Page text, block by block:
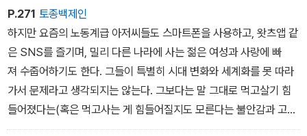
각하는데, 이는 계급을 경제적 계층이 아닌 문화적 계층이라 여기
기 때문이다. 그리고 사람들이 이렇게 착각하도록 만드는것은 정
치 세력과 언론이다.
노동 계급은 백인으로만 이루어진 집단이 아니다. 흑인, 파키스탄
인, 인도인, 중국인, 필리핀인 등이 포함되어 있고, 유럽 전역에
서 온 사람들도 있다. 이런 사실이 널리 알려졌다면 우익 정당UKIP
의 전 대표 나이절 패라지의 ˝이민자는 노동 계급의 적˝ 같은 언설
P.271 토종백제인
하지만 요즘의 노동계급 아저씨들도 스마트폰을 사용하고, 왓츠앱 같
은 SNS를 즐기며, 밀리 다른 나라에 사는 젊은 여성과 사랑에 빠
져 수줍어하기도 한다. 그들이 특별히 시대 변화와 세계화를 못 따라
가서 문제라고 생각되지는 않는다. 그보다는 말 그대로 먹고살기 힘
들어졌다는(혹은 먹고사는 게 힘들어질지도 모른다는 불안감과 고
용 조건이 악화되어 생활수준이 점점 내려가고있다는 것, 즉 자기 발